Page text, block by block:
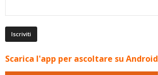
Scarica l'app per ascoltare su Android